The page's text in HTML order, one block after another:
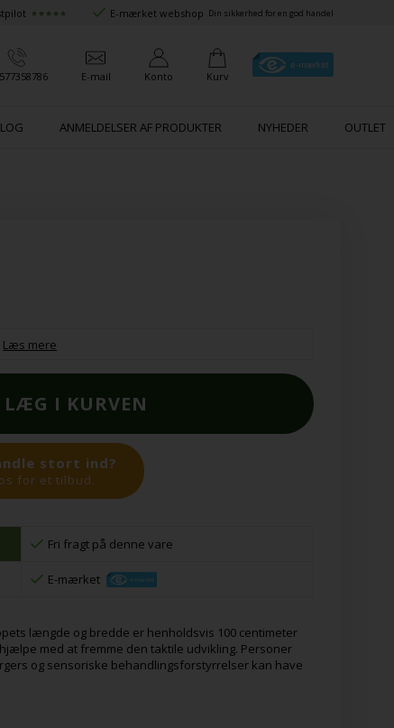
★★★★★ E-mærket webshop Din sikkerhed for en god handel
E-mail Konto Kurv
ANMELDELSER AF PRODUKTER NYHEDER OUTLET
Læs mere
stort ind?
for et tilbud.
Fri fragt på denne vare
E-mærket
længde og bredde er henholdsvis 100 centimeter
med at fremme den taktile udvikling. Personer
og sensoriske behandlingsforstyrrelser kan have